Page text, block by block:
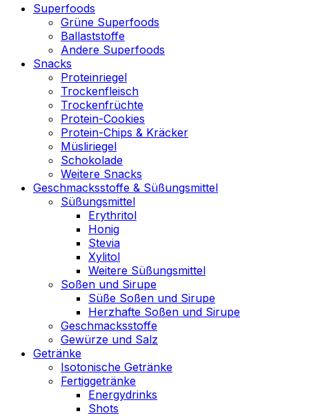
Superfoods
Grüne Superfoods
Ballaststoffe
Andere Superfoods
Snacks
Proteinriegel
Trockenfleisch
Trockenfrüchte
Protein-Cookies
Protein-Chips & Kräcker
Müsliriegel
Schokolade
Weitere Snacks
Geschmacksstoffe & Süßungsmittel
Süßungsmittel
Erythritol
Honig
Stevia
Xylitol
Weitere Süßungsmittel
Soßen und Sirupe
Süße Soßen und Sirupe
Herzhafte Soßen und Sirupe
Geschmacksstoffe
Gewürze und Salz
Getränke
Isotonische Getränke
Fertiggetränke
Energydrinks
Shots